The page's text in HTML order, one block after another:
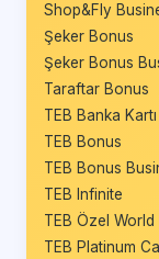
Shop&Fly
Şeker Bonus
Şeker Bonus
Taraftar Bonus
TEB Banka Kartı
TEB Bonus
TEB Bonus
TEB Infinite
TEB Özel World
TEB Platinum